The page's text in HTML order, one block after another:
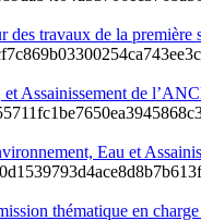
travaux de la première
Assainissement de
Eau et
thématique en